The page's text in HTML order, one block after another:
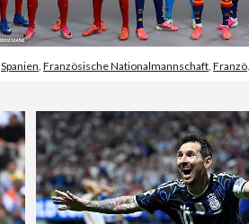
Spanien,Französische Nationalmannschaft,Französische Fußballnationalmannschaft